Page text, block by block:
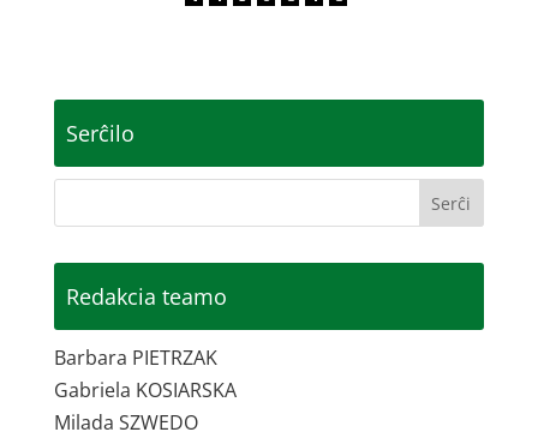
Serĉilo
Redakcia teamo
Barbara PIETRZAK
Gabriela KOSIARSKA
Milada SZWEDO